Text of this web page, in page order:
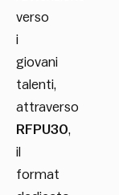
verso
i
giovani
talenti,
attraverso
RFPU30,
il
format